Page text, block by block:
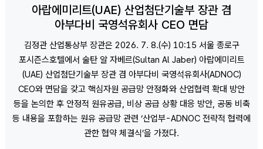
아랍에미리트(UAE) 산업첨단기술부 장관 겸
아부다비 국영석유회사 CEO 면담
김정관 산업통상부 장관은 2026. 7. 8.(수) 10:15 서울 종로구
포시즌스호텔에서 술탄 알 자베르(Sultan Al Jaber) 아랍에미리트
(UAE) 산업첨단기술부 장관 겸 아부다비 국영석유회사(ADNOC)
CEO와 면담을 갖고 핵심자원 공급망 안정화와 산업협력 확대 방안
등을 논의한 후 안정적 원유공급, 비상 공급 상황 대응 방안, 공동 비축
등 내용을 포함하는 원유 공급망 관련 ‘산업부-ADNOC 전략적 협력에
관한 협약 체결식’을 가졌다.